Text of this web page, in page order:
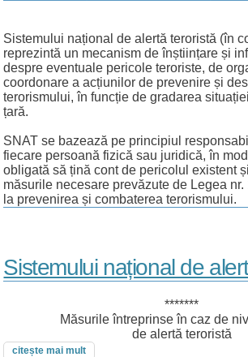
Sistemului național de alertă teroristă (în
reprezintă un mecanism de înștiințare și
despre eventuale pericole teroriste, de
coordonare a acțiunilor de prevenire și
terorismului, în funcție de gradarea
țară.
SNAT se bazează pe principiul
fiecare persoană fizică sau juridică, în
obligată să țină cont de pericolul existent
măsurile necesare prevăzute de Legea
la prevenirea și combaterea terorismului.
Sistemului național de
*******
Măsurile întreprinse în caz de
de alertă teroristă
citește mai mult